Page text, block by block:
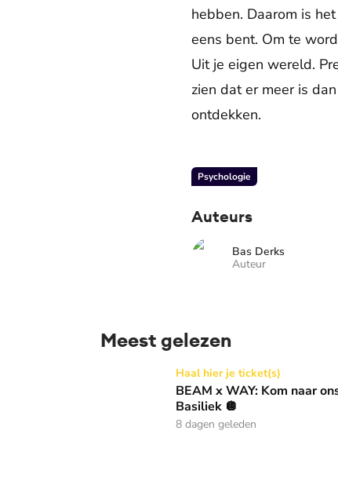
hebben. Daarom is
eens bent. Om te
Uit je eigen wereld.
zien dat er meer is
ontdekken.
Psychologie
Auteurs
Bas Derks
Auteur
Meest gelezen
BEAM x WAY: Kom naar ons
Haal hier je ticket(s)
BEAM x WAY: Kom naar
Basiliek 🪩
8 dagen geleden